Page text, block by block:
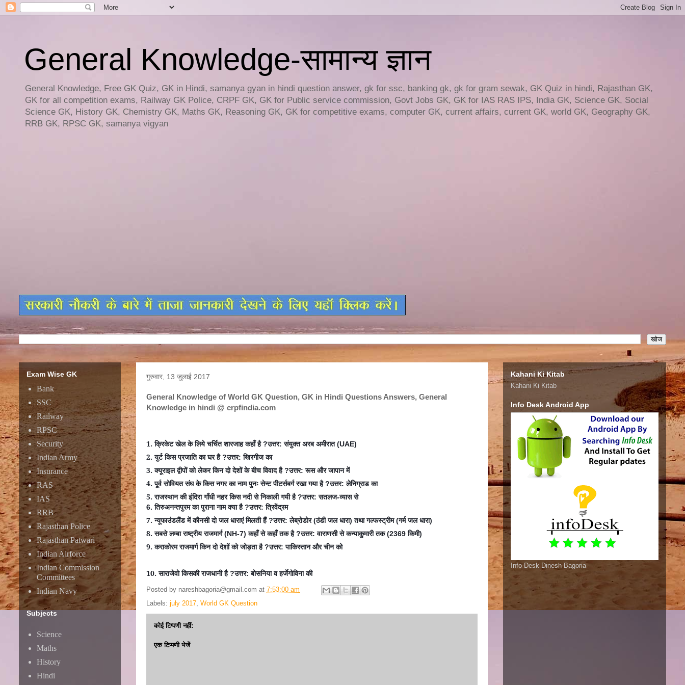
General Knowledge-सामान्य ज्ञान
General Knowledge, Free GK Quiz, GK in Hindi, samanya gyan in hindi question answer, gk for ssc, banking gk, gk for gram sewak, GK Quiz in hindi, Rajasthan GK,
GK for all competition exams, Railway GK Police, CRPF GK, GK for Public service commission, Govt Jobs GK, GK for IAS RAS IPS, India GK, Science GK, Social
Science GK, History GK, Chemistry GK, Maths GK, Reasoning GK, GK for competitive exams, computer GK, current affairs, current GK, world GK, Geography GK,
RRB GK, RPSC GK, samanya vigyan
गुरुवार, 13 जुलाई 2017
General Knowledge of World GK Question, GK in Hindi Questions Answers, General
Knowledge in hindi @ crpfindia.com
1.क्रिकेट खेल के लिये चर्चित शारजाह कहाँ है?उत्तर:संयुक्त अरब अमीरात(UAE)
2.युर्ट किस प्रजाति का घर है?उत्तर:खिरगीज का
3.क्यूराइल द्वीपों को लेकर किन दो देशों के बीच विवाद है?उत्तर:रूस और जापान में
4.पूर्व सोवियत संघ के किस नगर का नाम पुनः सेन्ट पीटर्सबर्ग रखा गया है?उत्तर:लेनिग्राड का
5.राजस्थान की इंदिरा गाँधी नहर किस नदी से निकाली गयी है?उत्तर:सतलज-व्यास से
6.तिरुअनन्तपुरम का पुराना नाम क्या है?उत्तर:त्रिवेंद्रम
7.न्यूफाउंडलैंड में कौनसी दो जल धाराएं मिलती हैं?उत्तर:लेब्रोडोर(ठंडी जल धारा)तथा गल्फस्ट्रीम(गर्म जल धारा)
8.सबसे लम्बा राष्ट्रीय राजमार्ग(NH-7)कहाँ से कहाँ तक है?उत्तर:वाराणसी से कन्याकुमारी तक(2369किमी)
9.कराकोरम राजमार्ग किन दो देशों को जोड़ता है?उत्तर:पाकिस्तान और चीन को
10.साराजेवो किसकी राजधानी है?उत्तर:बोसनिया व हर्जेगोविना की
Posted by nareshbagoria@gmail.com at 7:53:00 am
Labels: july 2017, World GK Question
कोई टिप्पणी नहीं:
एक टिप्पणी भेजें
Exam Wise GK
Bank
SSC
Railway
RPSC
Security
Indian Army
Insurance
RAS
IAS
RRB
Rajasthan Police
Rajasthan Patwari
Indian Airforce
Indian Commission
Committees
Indian Navy
Subjects
Science
Maths
History
Hindi
Kahani Ki Kitab
Kahani Ki Kitab
Info Desk Android App
Info Desk Dinesh Bagoria